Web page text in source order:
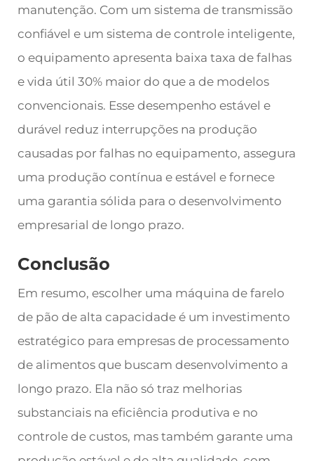
manutenção. Com um sistema de transmissão
confiável e um sistema de controle inteligente,
o equipamento apresenta baixa taxa de falhas
e vida útil 30% maior do que a de modelos
convencionais. Esse desempenho estável e
durável reduz interrupções na produção
causadas por falhas no equipamento, assegura
uma produção contínua e estável e fornece
uma garantia sólida para o desenvolvimento
empresarial de longo prazo.
Conclusão
Em resumo, escolher uma máquina de farelo
de pão de alta capacidade é um investimento
estratégico para empresas de processamento
de alimentos que buscam desenvolvimento a
longo prazo. Ela não só traz melhorias
substanciais na eficiência produtiva e no
controle de custos, mas também garante uma